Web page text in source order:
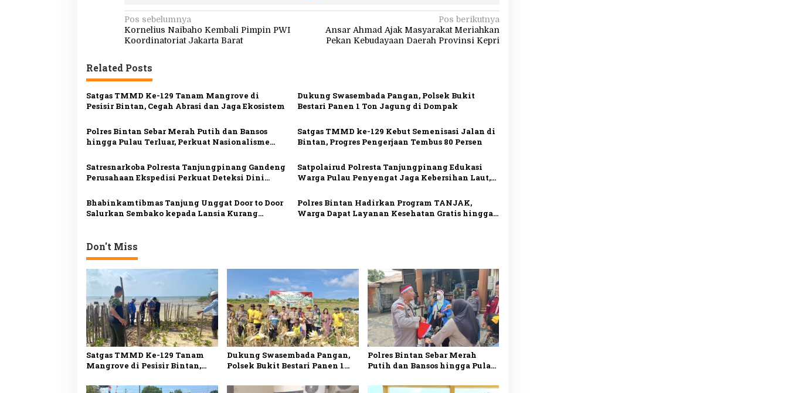
N
a
i
g
a
i
o
s
Pos sebelumnya
Kornelius Naibaho Kembali Pimpin PWI
Koordinatoriat Jakarta Barat
Pos berikutnya
Ansar Ahmad Ajak Masyarakat Meriahkan
Pekan Kebudayaan Daerah Provinsi Kepri
Related Posts
Satgas TMMD Ke-129 Tanam Mangrove di
Pesisir Bintan, Cegah Abrasi dan Jaga Ekosistem
Dukung Swasembada Pangan, Polsek Bukit
Bestari Panen 1 Ton Jagung di Dompak
Polres Bintan Sebar Merah Putih dan Bansos
hingga Pulau Terluar, Perkuat Nasionalisme
Satgas TMMD ke-129 Kebut Semenisasi Jalan di
Bintan, Progres Pengerjaan Tembus 80 Persen
Satresnarkoba Polresta Tanjungpinang Gandeng
Perusahaan Ekspedisi Perkuat Deteksi Dini
Satpolairud Polresta Tanjungpinang Edukasi
Warga Pulau Penyengat Jaga Kebersihan Laut,
Bhabinkamtibmas Tanjung Unggat Door to Door
Salurkan Sembako kepada Lansia Kurang
Polres Bintan Hadirkan Program TANJAK,
Warga Dapat Layanan Kesehatan Gratis hingga
Don't Miss
Satgas TMMD Ke-129 Tanam
Mangrove di Pesisir Bintan,
Ekosistem
Dukung Swasembada Pangan,
Polsek Bukit Bestari Panen 1
Polres Bintan Sebar Merah
Putih dan Bansos hingga Pulau
Masyarakat Pesisir